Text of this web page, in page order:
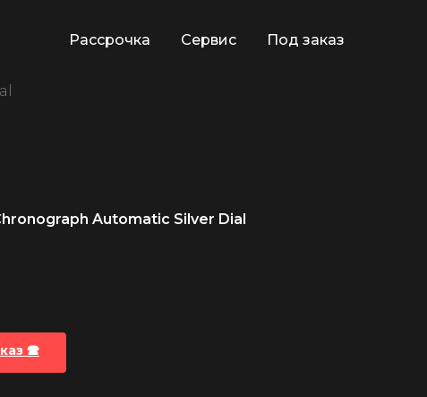
Рассрочка Сервис Под заказ
Automatic Silver Dial
🕿